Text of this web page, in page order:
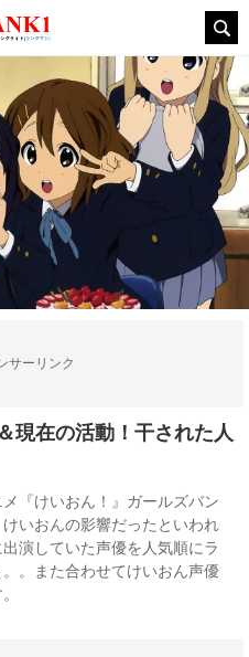
サーリンク
現在の活動！干された人
『けいおん！』ガールズバン
いおんの影響だったといわれ
演していた声優を人気順にラ
。また合わせてけいおん声優